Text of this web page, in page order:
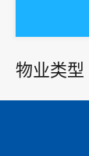
物业类型